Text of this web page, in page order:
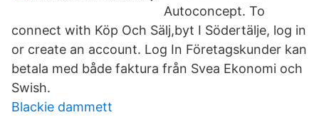
Autoconcept. To
connect with Köp Och Sälj,byt I Södertälje, log in
or create an account. Log In Företagskunder kan
betala med både faktura från Svea Ekonomi och
Swish.
Blackie dammett